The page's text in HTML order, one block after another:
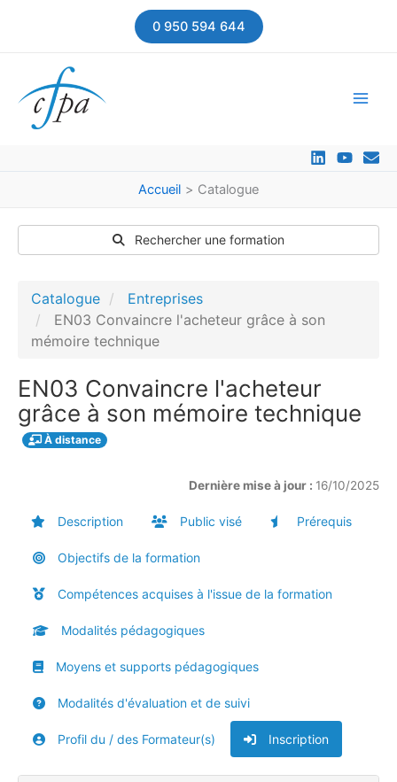
0 950 594 644
Accueil Catalogue
Rechercher une formation
Catalogue
Entreprises
EN03 Convaincre l'acheteur grâce à son
mémoire technique
EN03 Convaincre l'acheteur
grâce à son mémoire technique
À distance
Dernière mise à jour : 16/10/2025
Description Public visé Prérequis
Objectifs de la formation
Compétences acquises à l'issue de la formation
Modalités pédagogiques
Moyens et supports pédagogiques
Modalités d'évaluation et de suivi
Profil du / des Formateur(s) Inscription